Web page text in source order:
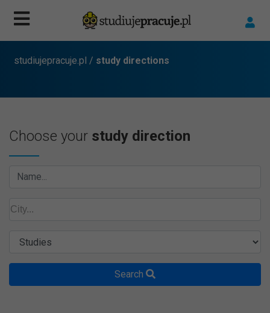
studiujepracuje.pl / study directions
Choose your study direction
Name...
Search